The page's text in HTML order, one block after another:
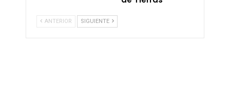
ANTERIOR SIGUIENTE